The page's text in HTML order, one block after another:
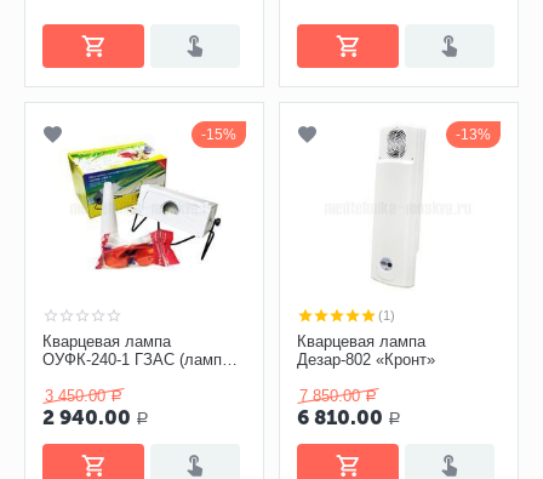
15%
Кварцевая лампа
ОУФК-240-1 ГЗАС (лампа
3 450.00 Р
2 940.00 Р
13%
(1)
Кварцевая лампа
Дезар-802 «Кронт»
7 850.00 Р
6 810.00 Р